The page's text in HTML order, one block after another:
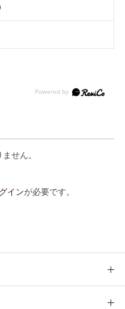
せん。
インが必要です。